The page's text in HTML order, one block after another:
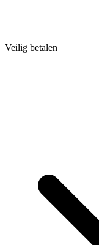
Veilig betalen